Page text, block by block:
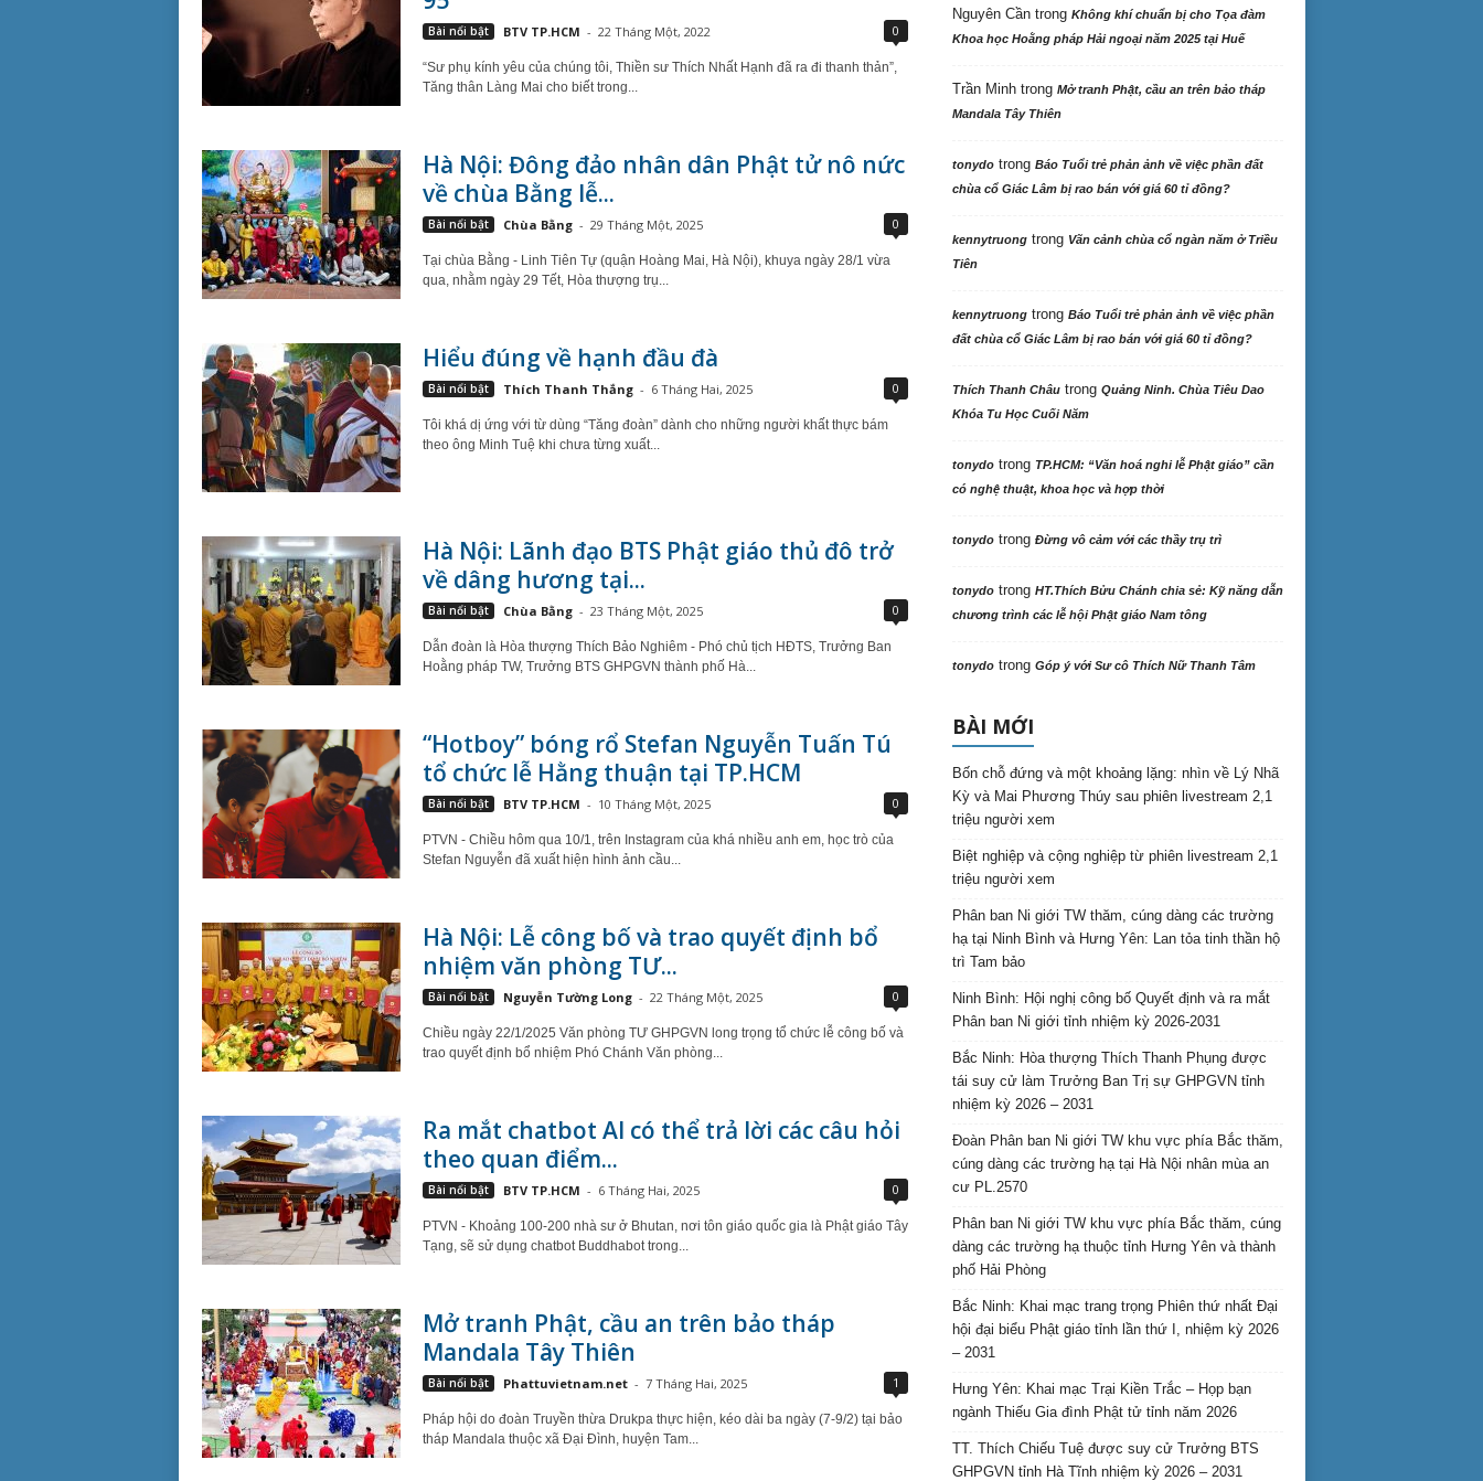
Bài nổi bật BTV TP.HCM - 22 Tháng Một, 2022 0
“Sư phụ kính yêu của chúng tôi, Thiền sư Thích Nhất Hạnh đã ra đi thanh thản”,
Tăng thân Làng Mai cho biết trong...
Hà Nội: Đông đảo nhân dân Phật tử nô nức
về chùa Bằng lễ...
Bài nổi bật Chùa Bằng - 29 Tháng Một, 2025 0
Tại chùa Bằng - Linh Tiên Tự (quận Hoàng Mai, Hà Nội), khuya ngày 28/1 vừa
qua, nhằm ngày 29 Tết, Hòa thượng trụ...
Hiểu đúng về hạnh đầu đà
Bài nổi bật Thích Thanh Thắng - 6 Tháng Hai, 2025 0
Tôi khá dị ứng với từ dùng “Tăng đoàn” dành cho những người khất thực bám
theo ông Minh Tuệ khi chưa từng xuất...
Hà Nội: Lãnh đạo BTS Phật giáo thủ đô trở
về dâng hương tại...
Bài nổi bật Chùa Bằng - 23 Tháng Một, 2025 0
Dẫn đoàn là Hòa thượng Thích Bảo Nghiêm - Phó chủ tịch HĐTS, Trưởng Ban
Hoằng pháp TW, Trưởng BTS GHPGVN thành phố Hà...
“Hotboy” bóng rổ Stefan Nguyễn Tuấn Tú
tổ chức lễ Hằng thuận tại TP.HCM
Bài nổi bật BTV TP.HCM - 10 Tháng Một, 2025 0
PTVN - Chiều hôm qua 10/1, trên Instagram của khá nhiều anh em, học trò của
Stefan Nguyễn đã xuất hiện hình ảnh cầu...
Hà Nội: Lễ công bố và trao quyết định bổ
nhiệm văn phòng TƯ...
Bài nổi bật Nguyễn Tường Long - 22 Tháng Một, 2025 0
Chiều ngày 22/1/2025 Văn phòng TƯ GHPGVN long trọng tổ chức lễ công bố và
trao quyết định bổ nhiệm Phó Chánh Văn phòng...
Ra mắt chatbot AI có thể trả lời các câu hỏi
theo quan điểm...
Bài nổi bật BTV TP.HCM - 6 Tháng Hai, 2025 0
PTVN - Khoảng 100-200 nhà sư ở Bhutan, nơi tôn giáo quốc gia là Phật giáo Tây
Tạng, sẽ sử dụng chatbot Buddhabot trong...
Mở tranh Phật, cầu an trên bảo tháp
Mandala Tây Thiên
Bài nổi bật Phattuvietnam.net - 7 Tháng Hai, 2025 1
Pháp hội do đoàn Truyền thừa Drukpa thực hiện, kéo dài ba ngày (7-9/2) tại bảo
tháp Mandala thuộc xã Đại Đình, huyện Tam...
Nguyên Cầntrong Không khí chuẩn bị cho Tọa đàm
Khoa học Hoằng pháp Hải ngoại năm 2025 tại Huế
Trần Minhtrong Mở tranh Phật, cầu an trên bảo tháp
Mandala Tây Thiên
tonydotrong Báo Tuổi trẻ phản ảnh về việc phần đất
chùa cổ Giác Lâm bị rao bán với giá 60 tỉ đồng?
kennytruongtrong Vãn cảnh chùa cổ ngàn năm ở Triều
Tiên
kennytruongtrong Báo Tuổi trẻ phản ảnh về việc phần
đất chùa cổ Giác Lâm bị rao bán với giá 60 tỉ đồng?
Thích Thanh Châutrong Quảng Ninh. Chùa Tiêu Dao
Khóa Tu Học Cuối Năm
tonydotrong TP.HCM: “Văn hoá nghi lễ Phật giáo” cần
có nghệ thuật, khoa học và hợp thời
tonydotrong Đừng vô cảm với các thầy trụ trì
tonydotrong HT.Thích Bửu Chánh chia sẻ: Kỹ năng dẫn
chương trình các lễ hội Phật giáo Nam tông
tonydotrong Góp ý với Sư cô Thích Nữ Thanh Tâm
BÀI MỚI
Bốn chỗ đứng và một khoảng lặng: nhìn về Lý Nhã
Kỳ và Mai Phương Thúy sau phiên livestream 2,1
triệu người xem
Biệt nghiệp và cộng nghiệp từ phiên livestream 2,1
triệu người xem
Phân ban Ni giới TW thăm, cúng dàng các trường
hạ tại Ninh Bình và Hưng Yên: Lan tỏa tinh thần hộ
trì Tam bảo
Ninh Bình: Hội nghị công bố Quyết định và ra mắt
Phân ban Ni giới tỉnh nhiệm kỳ 2026-2031
Bắc Ninh: Hòa thượng Thích Thanh Phụng được
tái suy cử làm Trưởng Ban Trị sự GHPGVN tỉnh
nhiệm kỳ 2026 – 2031
Đoàn Phân ban Ni giới TW khu vực phía Bắc thăm,
cúng dàng các trường hạ tại Hà Nội nhân mùa an
cư PL.2570
Phân ban Ni giới TW khu vực phía Bắc thăm, cúng
dàng các trường hạ thuộc tỉnh Hưng Yên và thành
phố Hải Phòng
Bắc Ninh: Khai mạc trang trọng Phiên thứ nhất Đại
hội đại biểu Phật giáo tỉnh lần thứ I, nhiệm kỳ 2026
– 2031
Hưng Yên: Khai mạc Trại Kiền Trắc – Họp bạn
ngành Thiếu Gia đình Phật tử tỉnh năm 2026
TT. Thích Chiếu Tuệ được suy cử Trưởng BTS
GHPGVN tỉnh Hà Tĩnh nhiệm kỳ 2026 – 2031